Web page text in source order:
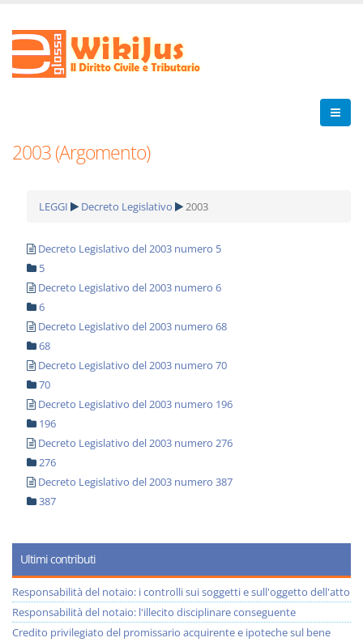
2003 (Argomento)
LEGGI Decreto Legislativo 2003
Decreto Legislativo del 2003 numero 5
5
Decreto Legislativo del 2003 numero 6
6
Decreto Legislativo del 2003 numero 68
68
Decreto Legislativo del 2003 numero 70
70
Decreto Legislativo del 2003 numero 196
196
Decreto Legislativo del 2003 numero 276
276
Decreto Legislativo del 2003 numero 387
387
Ultimi contributi
Responsabilità del notaio: i controlli sui soggetti e sull'oggetto dell'atto
Responsabilità del notaio: l'illecito disciplinare conseguente
Credito privilegiato del promissario acquirente e ipoteche sul bene